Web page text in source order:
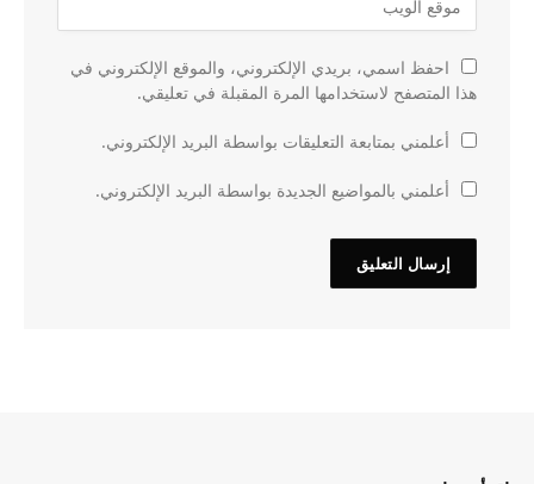
احفظ اسمي، بريدي الإلكتروني، والموقع الإلكتروني في
هذا المتصفح لاستخدامها المرة المقبلة في تعليقي.
أعلمني بمتابعة التعليقات بواسطة البريد الإلكتروني.
أعلمني بالمواضيع الجديدة بواسطة البريد الإلكتروني.